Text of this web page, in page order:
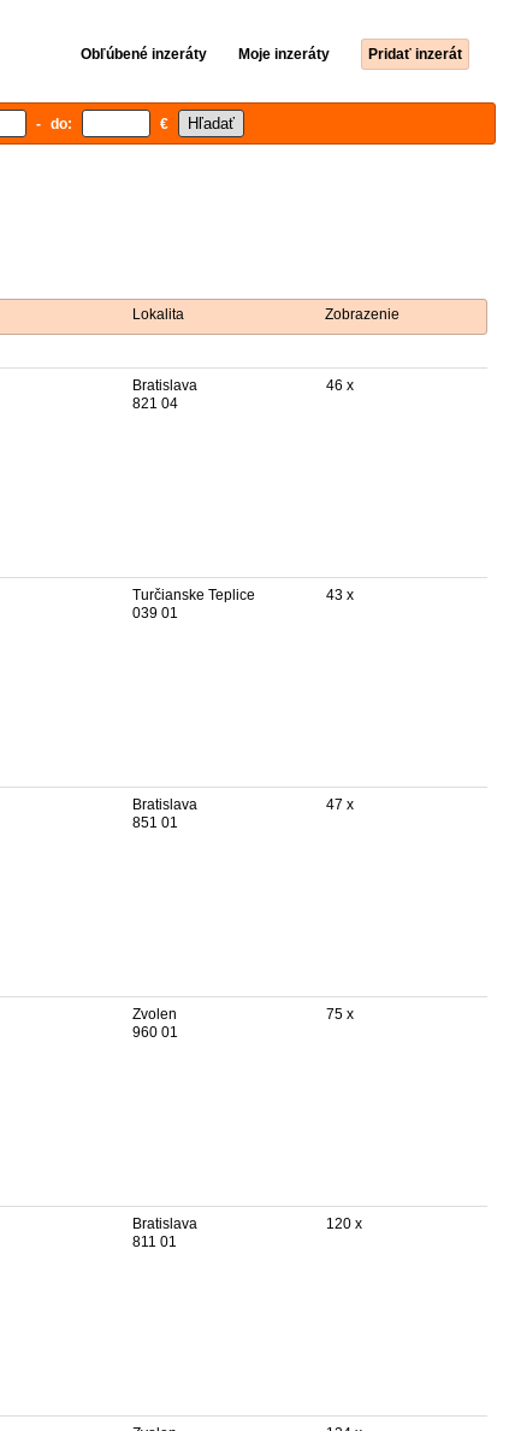
Obľúbené inzeráty Moje inzeráty Pridať inzerát
- do: €
Lokalita Zobrazenie
Bratislava
821 04
46 x
Turčianske Teplice
039 01
43 x
Bratislava
851 01
47 x
Zvolen
960 01
75 x
Bratislava
811 01
120 x